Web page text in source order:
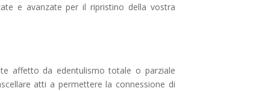
e avanzate per il ripristino della vostra
affetto da edentulismo totale o parziale
atti a permettere la connessione di